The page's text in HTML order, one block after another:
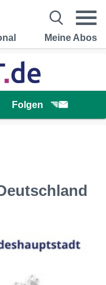
Meine Abos
Folgen